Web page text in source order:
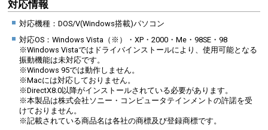
対応情報
対応機種：DOS/V(Windows搭載)パソコン
対応OS：Windows Vista（※）・XP・2000・Me・98SE・98
※Windows Vistaではドライバインストールにより、使用可能となる
振動機能は未対応です。
※Windows 95では動作しません。
※Macには対応しておりません。
※DirectX8.0以降がインストールされている必要があります。
※本製品は株式会社ソニー・コンピュータテインメントの許諾を受
けておりません。
※記載されている商品名は各社の商標及び登録商標です。